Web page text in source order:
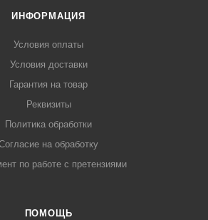
ИНФОРМАЦИЯ
Условия оплаты
Условия доставки
Гарантия на товар
Реквизиты
Политика обработки
на обработку
по работе с претензиями
ПОМОЩЬ